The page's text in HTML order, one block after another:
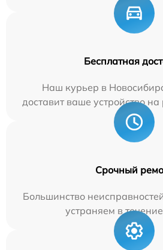
Бесплатная
Наш курьер в
доставит ваше устройство
Срочный
Большинство
устраняем в